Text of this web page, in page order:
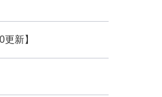
新】